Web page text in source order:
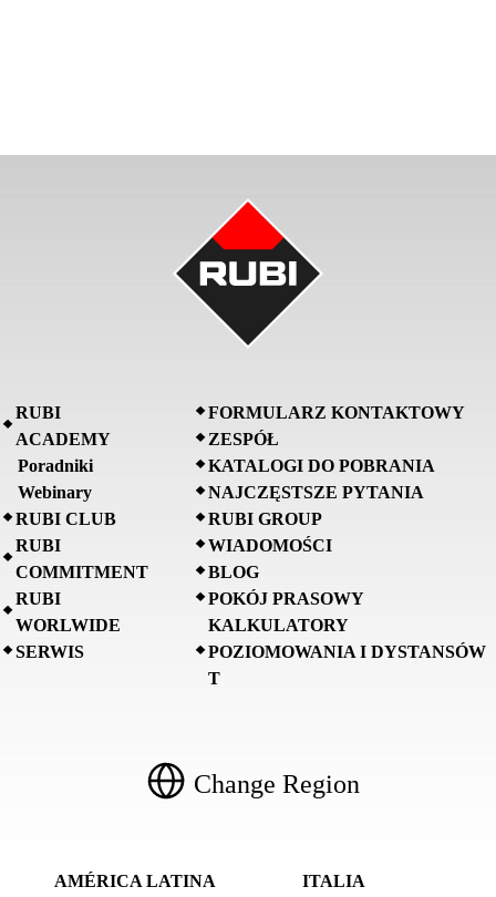
RUBI
ACADEMY
Poradniki
Webinary
RUBI CLUB
RUBI
COMMITMENT
RUBI
WORLWIDE
SERWIS
FORMULARZ KONTAKTOWY
ZESPÓŁ
KATALOGI DO POBRANIA
NAJCZĘSTSZE PYTANIA
RUBI GROUP
WIADOMOŚCI
BLOG
POKÓJ PRASOWY
KALKULATORY
POZIOMOWANIA I DYSTANSÓW
T
Change Region
AMÉRICA LATINA
ITALIA